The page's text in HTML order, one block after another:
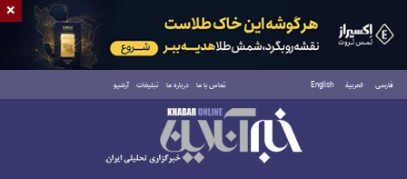
فارسی العربية English تماس با ما درباره ما تبلیغات آرشیو
یکشنبه ۱۸ مرداد ۱۴۰۵
×